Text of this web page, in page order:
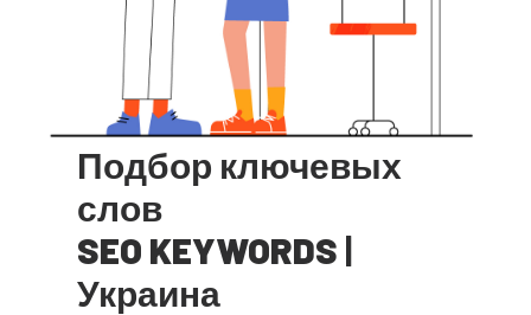
Подбор ключевых
слов
SEO KEYWORDS |
Украина